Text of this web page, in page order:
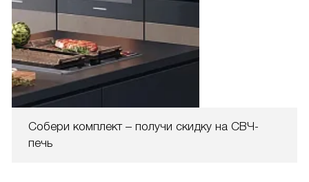
Собери комплект – получи скидку на СВЧ-
печь